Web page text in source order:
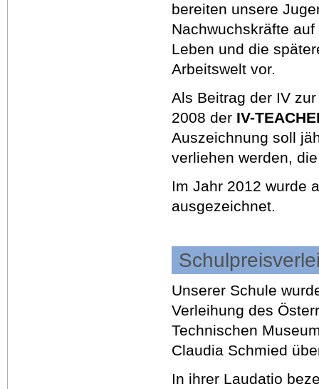
bereiten unsere
Nachwuchskräfte
Leben und die
Arbeitswelt vor.
Als Beitrag der IV
2008 der IV-
Auszeichnung soll
verliehen werden,
Im Jahr 2012 wurde
ausgezeichnet.
Unserer Schule
Verleihung des
Technischen
Claudia Schmied
In ihrer Laudatio